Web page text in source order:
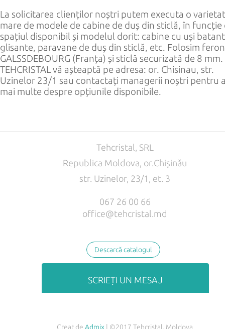
La solicitarea clienților noștri putem executa o
mare de modele de cabine de duș din sticlă, în funcție
spațiul disponibil și modelul dorit: cabine cu uși
glisante, paravane de duș din sticlă, etc. Folosim
GALSSDEBOURG (Franța) și sticlă securizată de 8 mm.
TEHCRISTAL vă așteaptă pe adresa: or. Chisinau, str.
Uzinelor 23/1 sau contactați managerii noștri pentru
mai multe despre opțiunile disponibile.
Creat de Admix | ©2017 Tehcristal, Moldova
Descarcă catalogul
Tehcristal, SRL
Republica Moldova, or.Chișinău
str. Uzinelor, 23/1, et. 3
067 26 00 66
office@tehcristal.md
SCRIEȚI UN MESAJ